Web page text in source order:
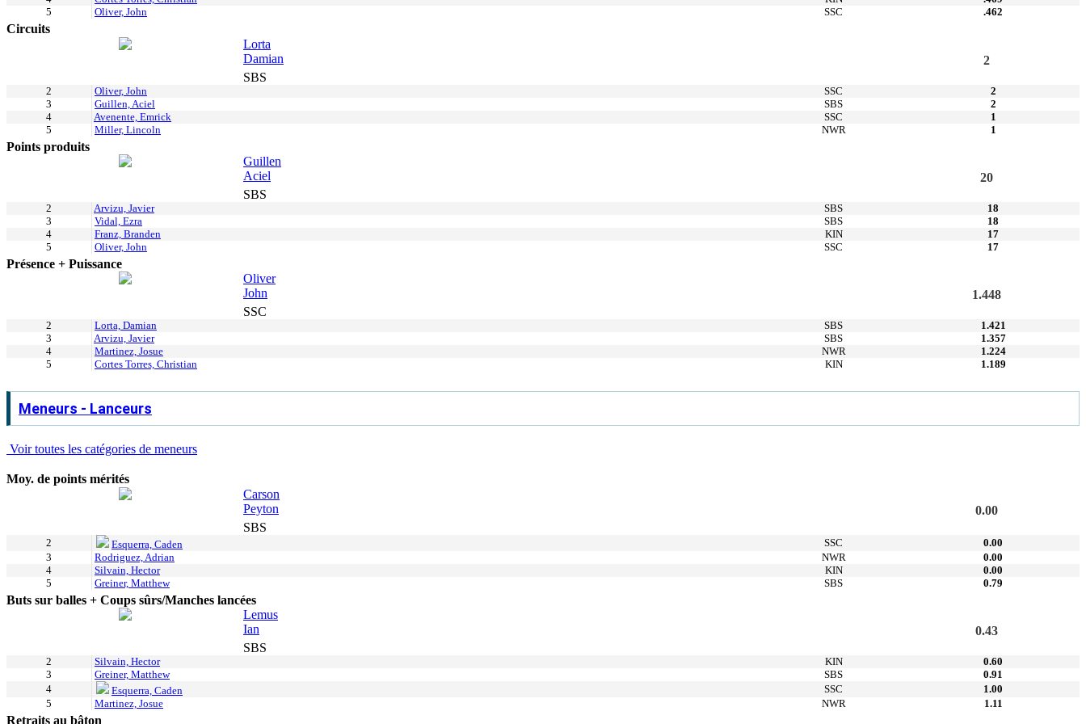
5
Oliver, John SSC .462
Circuits
Lorta
Damian
SBS
2
2 Oliver, John SSC
2
3
Guillen, Aciel SBS
2
4
Avenente, Emrick SSC
1
5
Miller, Lincoln NWR 1
Points produits
Guillen
Aciel
SBS
20
2 Arvizu, Javier SBS
18
3
Vidal, Ezra SBS
18
4
Franz, Branden KIN
17
5
Oliver, John SSC 17
Présence + Puissance
Oliver
John
SSC
1.448
2 Lorta, Damian SBS
1.421
3
Arvizu, Javier SBS
1.357
4
Martinez, Josue NWR
1.224
5
Cortes Torres, Christian KIN 1.189
Meneurs - Lanceurs
Voir toutes les catégories de meneurs
Moy. de points mérités
Carson
Peyton
SBS
0.00
2 Esquerra, Caden SSC
0.00
3
Rodriguez, Adrian NWR
0.00
4
Silvain, Hector KIN
0.00
5
Greiner, Matthew SBS 0.79
Buts sur balles + Coups sûrs/Manches lancées
Lemus
Ian
SBS
0.43
2 Silvain, Hector KIN
0.60
3
Greiner, Matthew SBS
0.91
4
Esquerra, Caden SSC
1.00
5
Martinez, Josue NWR 1.11
Retraits au bâton